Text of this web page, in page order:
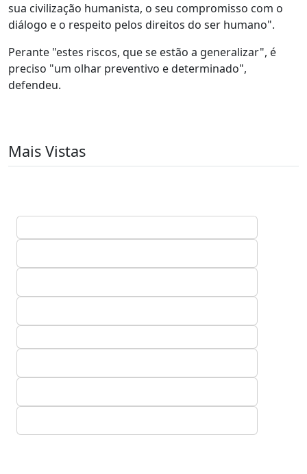
sua civilização humanista, o seu compromisso com o
diálogo e o respeito pelos direitos do ser humano".
Perante "estes riscos, que se estão a generalizar", é
preciso "um olhar preventivo e determinado",
defendeu.
Mais Vistas